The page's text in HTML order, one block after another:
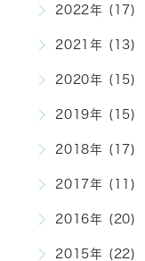
2022年 (17)
2021年 (13)
2020年 (15)
2019年 (15)
2018年 (17)
2017年 (11)
2016年 (20)
2015年 (22)